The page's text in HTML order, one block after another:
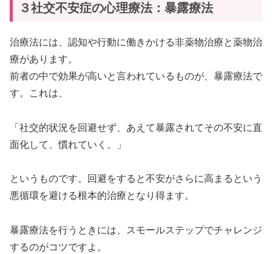
３社交不安症の心理療法：暴露療法
治療法には、認知や行動に働きかける非薬物治療と薬物治
療があります。
前者の中で効果が高いと言われているものが、暴露療法で
す。これは、
「社交的状況を回避せず、あえて暴露されてその不安に直
面化して、慣れていく。」
というものです。回避をすると不安がさらに高まるという
悪循環を避ける根本的治療となり得ます。
暴露療法を行うときには、スモールステップでチャレンジ
するのがコツですよ。